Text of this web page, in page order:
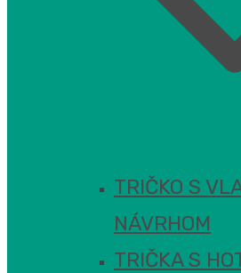
TRIČKO S
NÁVRHOM
TRIČKA S